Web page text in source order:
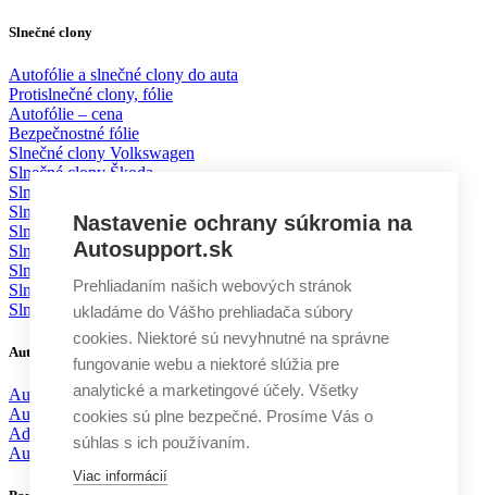
Slnečné clony
Autofólie a slnečné clony do auta
Protislnečné clony, fólie
Autofólie – cena
Bezpečnostné fólie
Slnečné clony Volkswagen
Slnečné clony Škoda
Slnečné clony BMW
Slnečné clony Mercedes
Slnečné clony Mazda
Slnečné clony Toyota
Slnečné clony Ford
Slnečné clony KIA
Slnečné clony Volvo
Autodoplnky
Autochémia
Autokozmetika
Aditíva
Autodoplnky
Nastavenie ochrany súkromia na
Autosupport.sk
Prehliadaním našich webových stránok
ukladáme do Vášho prehliadača súbory
cookies. Niektoré sú nevyhnutné na správne
fungovanie webu a niektoré slúžia pre
analytické a marketingové účely. Všetky
cookies sú plne bezpečné. Prosíme Vás o
súhlas s ich používaním.
Viac informácií